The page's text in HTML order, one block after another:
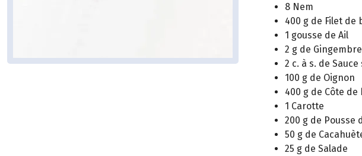
8 Nem
400 g de Filet de
1 gousse de Ail
2 g de Gingembre
2 c. à s. de Sauce
100 g de Oignon
400 g de Côte de
1 Carotte
200 g de Pousse
50 g de
25 g de Salade